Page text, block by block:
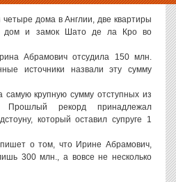
дома в Англии, две квартиры
дом и замок Шато де ла Кро во
Абрамович отсудила 150 млн.
источники назвали эту сумму
самую крупную сумму отступных из
Прошлый рекорд принадлежал
который оставил супруге 1
о том, что Ирине Абрамович,
300 млн., а вовсе не несколько